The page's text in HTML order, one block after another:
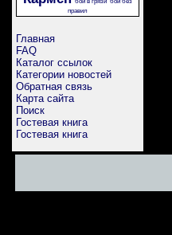
правил
Главная
FAQ
Каталог ссылок
Категории новостей
Обратная связь
Карта сайта
Поиск
Гостевая книга
Гостевая книга